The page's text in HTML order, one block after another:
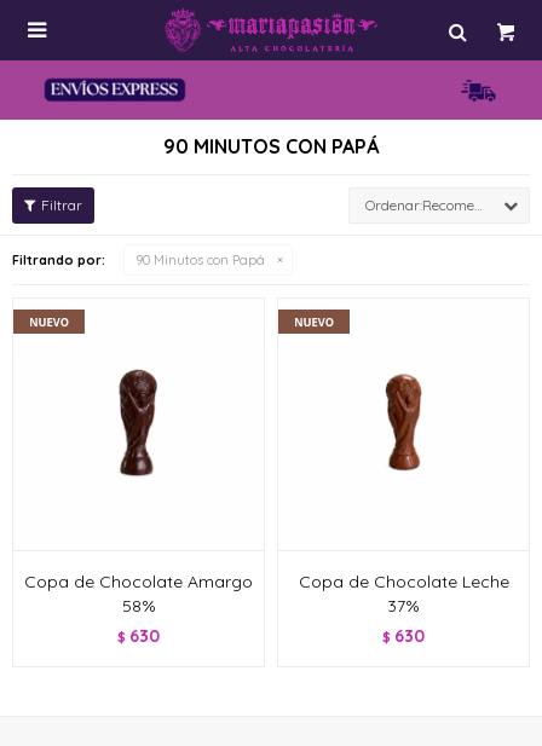

90 MINUTOS CON PAPÁ
Recomendados
Filtrando por: 90 Minutos con Papá
Copa de Chocolate Amargo
58%
$ 630
Copa de Chocolate Leche
37%
$ 630